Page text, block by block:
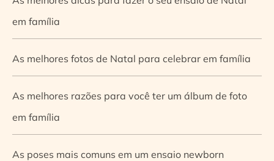
em família
As melhores fotos de Natal para celebrar em família
As melhores razões para você ter um álbum de foto
em família
As poses mais comuns em um ensaio newborn